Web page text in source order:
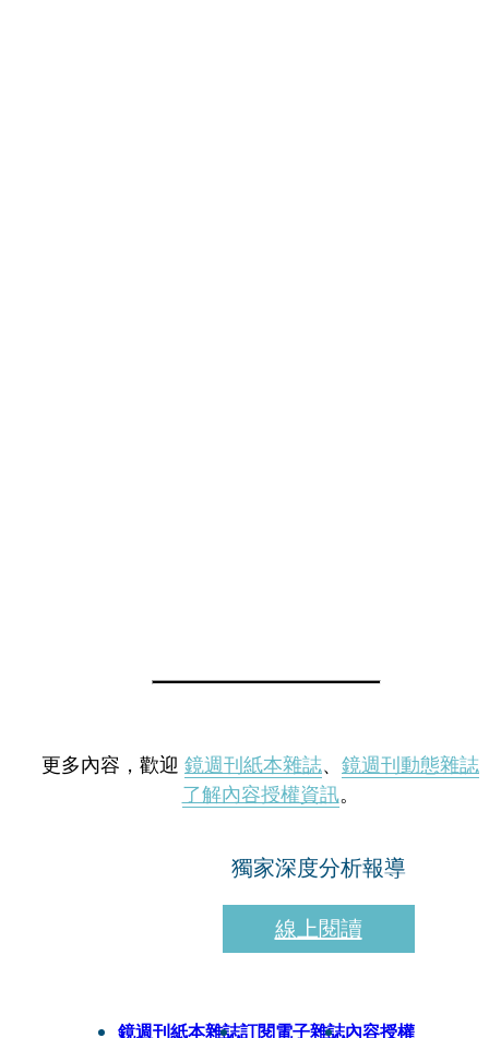
更多內容，歡迎 鏡週刊紙本雜誌、 鏡週刊動態雜誌
了解內容授權資訊。
獨家深度分析報導
線上閱讀
鏡週刊紙本雜誌訂閱電子雜誌內容授權